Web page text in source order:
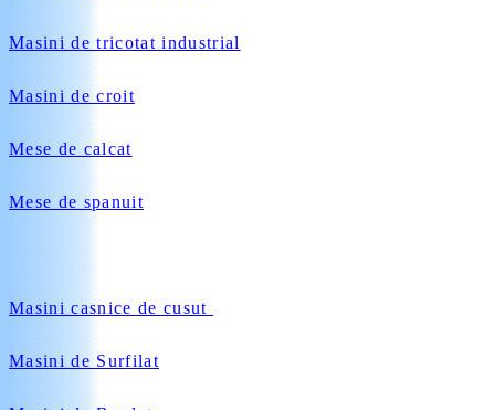
Masini de tricotat industrial
Masini de croit
Mese de calcat
Mese de spanuit
Masini casnice de cusut
Masini de Surfilat